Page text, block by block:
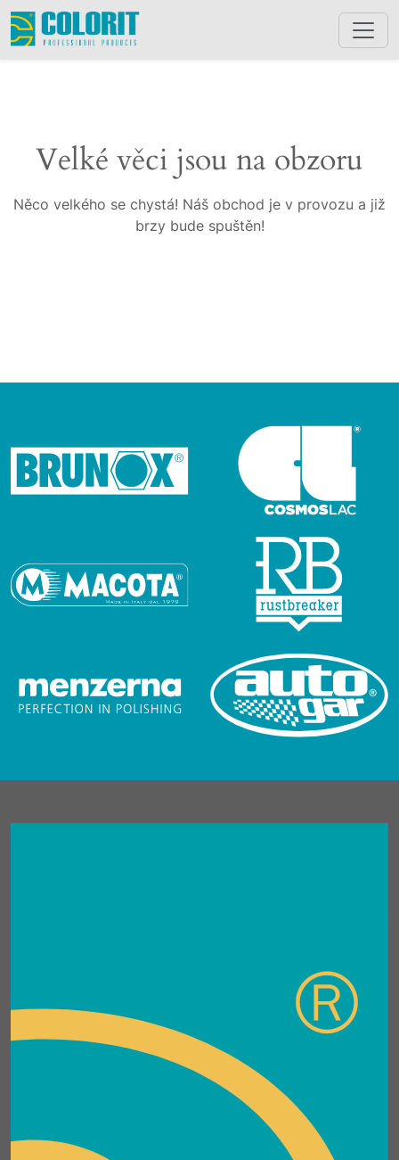
Velké věci jsou na obzoru
Něco velkého se chystá! Náš obchod je v provozu a již
brzy bude spuštěn!